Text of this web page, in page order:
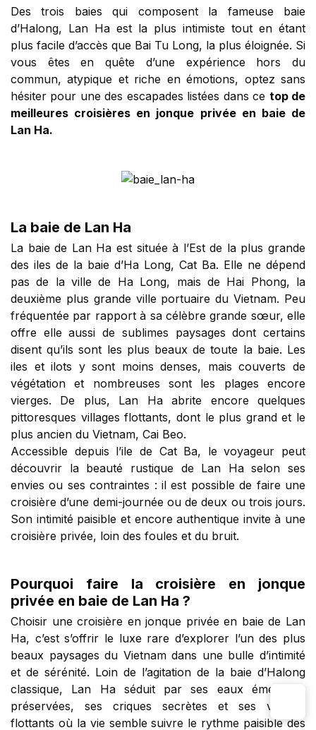
Des trois baies qui composent la fameuse baie
d’Halong, Lan Ha est la plus intimiste tout en étant
plus facile d’accès que Bai Tu Long, la plus éloignée. Si
vous êtes en quête d’une expérience hors du
commun, atypique et riche en émotions, optez sans
hésiter pour une des escapades listées dans ce top de
meilleures croisières en jonque privée en baie de
Lan Ha.
La baie de Lan Ha
La baie de Lan Ha est située à l’Est de la plus grande
des iles de la baie d’Ha Long, Cat Ba. Elle ne dépend
pas de la ville de Ha Long, mais de Hai Phong, la
deuxième plus grande ville portuaire du Vietnam. Peu
fréquentée par rapport à sa célèbre grande sœur, elle
offre elle aussi de sublimes paysages dont certains
disent qu’ils sont les plus beaux de toute la baie. Les
iles et ilots y sont moins denses, mais couverts de
végétation et nombreuses sont les plages encore
vierges. De plus, Lan Ha abrite encore quelques
pittoresques villages flottants, dont le plus grand et le
plus ancien du Vietnam, Cai Beo.
Accessible depuis l’ile de Cat Ba, le voyageur peut
découvrir la beauté rustique de Lan Ha selon ses
envies ou ses contraintes : il est possible de faire une
croisière d’une demi-journée ou de deux ou trois jours.
Son intimité paisible et encore authentique invite à une
croisière privée, loin des foules et du bruit.
Pourquoi faire la croisière en jonque
privée en baie de Lan Ha ?
Choisir une croisière en jonque privée en baie de Lan
Ha, c’est s’offrir le luxe rare d’explorer l’un des plus
beaux paysages du Vietnam dans une bulle d’intimité
et de sérénité. Loin de l’agitation de la baie d’Halong
classique, Lan Ha séduit par ses eaux émeraude
préservées, ses criques secrètes et ses villages
flottants où la vie semble suivre le rythme paisible des